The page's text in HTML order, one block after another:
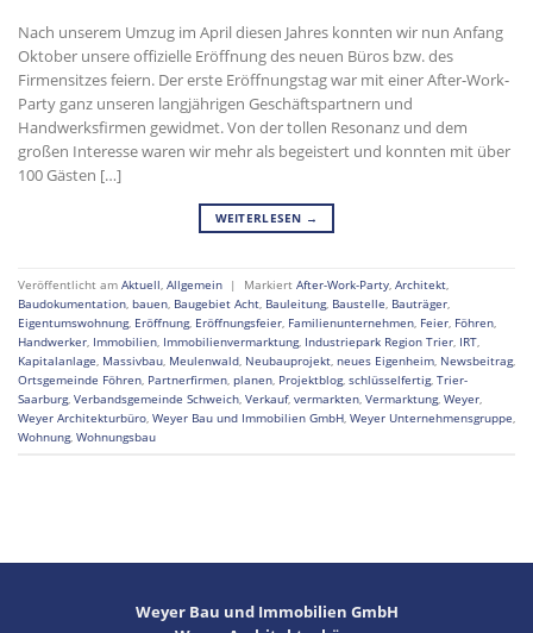
Nach unserem Umzug im April diesen Jahres konnten wir nun Anfang
Oktober unsere offizielle Eröffnung des neuen Büros bzw. des
Firmensitzes feiern. Der erste Eröffnungstag war mit einer After-Work-
Party ganz unseren langjährigen Geschäftspartnern und
Handwerksfirmen gewidmet. Von der tollen Resonanz und dem
großen Interesse waren wir mehr als begeistert und konnten mit über
100 Gästen […]
WEITERLESEN →
Veröffentlicht am Aktuell, Allgemein | Markiert After-Work-Party, Architekt,
Baudokumentation, bauen, Baugebiet Acht, Bauleitung, Baustelle, Bauträger,
Eigentumswohnung, Eröffnung, Eröffnungsfeier, Familienunternehmen, Feier, Föhren,
Handwerker, Immobilien, Immobilienvermarktung, Industriepark Region Trier, IRT,
Kapitalanlage, Massivbau, Meulenwald, Neubauprojekt, neues Eigenheim, Newsbeitrag,
Ortsgemeinde Föhren, Partnerfirmen, planen, Projektblog, schlüsselfertig, Trier-
Saarburg, Verbandsgemeinde Schweich, Verkauf, vermarkten, Vermarktung, Weyer,
Weyer Architekturbüro, Weyer Bau und Immobilien GmbH, Weyer Unternehmensgruppe,
Wohnung, Wohnungsbau
Weyer Bau und Immobilien GmbH